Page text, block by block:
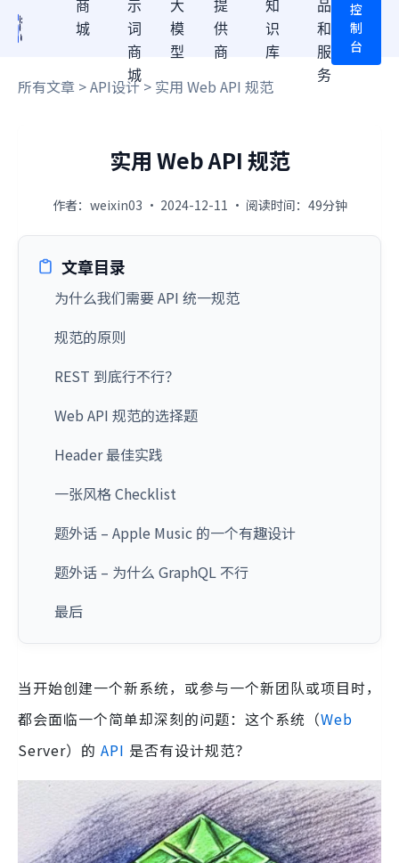
商
城
示
词
商
城
大
模
型
提
供
商
知
识
库
品
和
服
务
控
制
台
所有文章 >API设计> 实用 Web API 规范
实用 Web API 规范
作者：weixin03 · 2024-12-11 · 阅读时间：49分钟
文章目录
为什么我们需要 API 统一规范
规范的原则
REST 到底行不行？
Web API 规范的选择题
Header 最佳实践
一张风格 Checklist
题外话 – Apple Music 的一个有趣设计
题外话 – 为什么 GraphQL 不行
最后
当开始创建一个新系统，或参与一个新团队或项目时，
都会面临一个简单却深刻的问题：这个系统（Web
Server）的 API 是否有设计规范？